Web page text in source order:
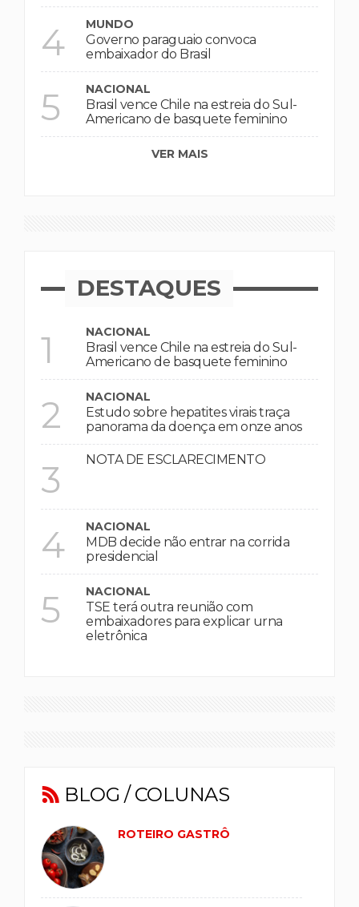
4 MUNDO
Governo paraguaio convoca
embaixador do Brasil
5 NACIONAL
Brasil vence Chile na estreia do Sul-
Americano de basquete feminino
VER MAIS
DESTAQUES
1 NACIONAL
Brasil vence Chile na estreia do Sul-
Americano de basquete feminino
2 NACIONAL
Estudo sobre hepatites virais traça
panorama da doença em onze anos
3 NOTA DE ESCLARECIMENTO
4 NACIONAL
MDB decide não entrar na corrida
presidencial
5 NACIONAL
TSE terá outra reunião com
embaixadores para explicar urna
eletrônica
BLOG / COLUNAS
ROTEIRO GASTRÔ